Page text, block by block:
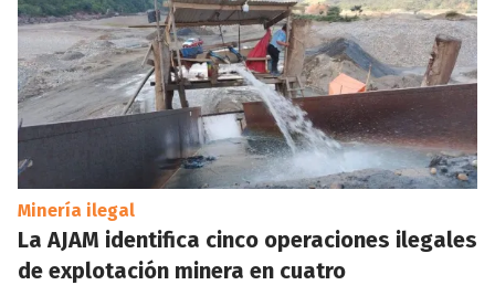
Minería ilegal
La AJAM identifica cinco operaciones ilegales
de explotación minera en cuatro